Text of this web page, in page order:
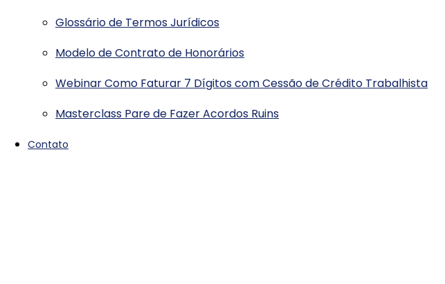
Glossário de Termos Jurídicos
Modelo de Contrato de Honorários
Webinar Como Faturar 7 Dígitos com Cessão de Crédito Trabalhista
Masterclass Pare de Fazer Acordos Ruins
Contato